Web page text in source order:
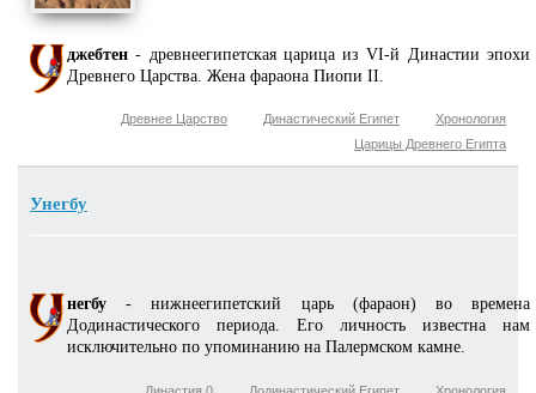
джебтен - древнеегипетская царица из VI-й Династии эпохи
Древнего Царства. Жена фараона Пиопи II.
Хронология
Династический Египет
Древнее Царство
Царицы Древнего Египта
Унегбу
негбу - нижнеегипетский царь (фараон) во времена
Додинастического периода. Его личность известна нам
исключительно по упоминанию на Палермском камне.